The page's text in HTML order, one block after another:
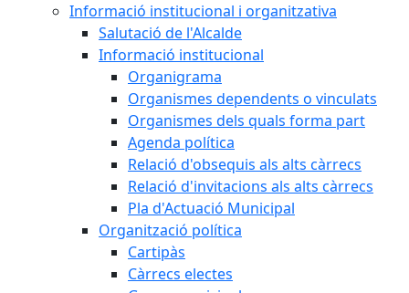
Informació institucional i organitzativa
Salutació de l'Alcalde
Informació institucional
Organigrama
Organismes dependents o vinculats
Organismes dels quals forma part
Agenda política
Relació d'obsequis als alts càrrecs
Relació d'invitacions als alts càrrecs
Pla d'Actuació Municipal
Organització política
Cartipàs
Càrrecs electes